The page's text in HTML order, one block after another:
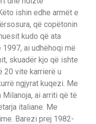
ishin edhe armët e
që copëtonin
kudo që ata
ai udhëhoqi më
skuadër kjo që ishte
20 vite karrierë u
ngjyrat kuqezi. Me
ai arriti që të
italiane. Me
Barezi prej 1982-